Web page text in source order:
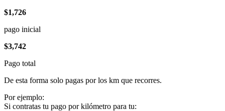
$1,726
pago inicial
$3,742
Pago total
De esta forma solo pagas por los km que recorres.
Por ejemplo:
Si contratas tu pago por kilómetro para tu: